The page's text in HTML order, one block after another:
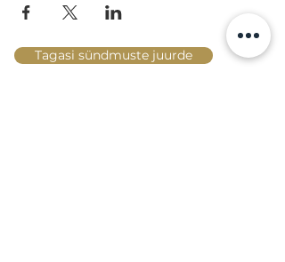
Tagasi sündmuste juurde